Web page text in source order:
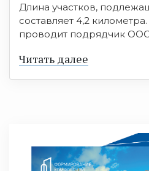
Длина участков,
составляет 4,2
проводит подрядчик ООО
Читать далее